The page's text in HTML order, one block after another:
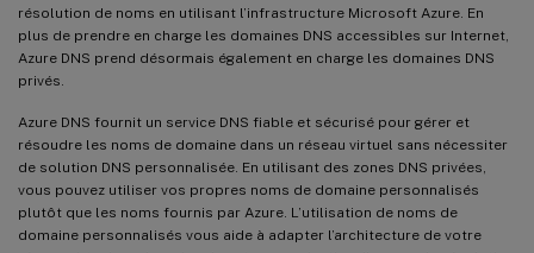
résolution de noms en utilisant l’infrastructure Microsoft Azure. En
plus de prendre en charge les domaines DNS accessibles sur Internet,
Azure DNS prend désormais également en charge les domaines DNS
privés.
Azure DNS fournit un service DNS fiable et sécurisé pour gérer et
résoudre les noms de domaine dans un réseau virtuel sans nécessiter
de solution DNS personnalisée. En utilisant des zones DNS privées,
vous pouvez utiliser vos propres noms de domaine personnalisés
plutôt que les noms fournis par Azure. L’utilisation de noms de
domaine personnalisés vous aide à adapter l’architecture de votre